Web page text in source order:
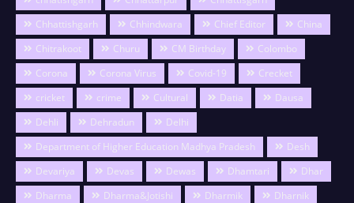
Chhattishgarh
Chhindwara Chief Editor
China
Chitrakoot
Churu CM Birthday
Colombo
Corona
Corona Virus Covid-19
Crecket
cricket
crime Cultural Datia
Dausa
Dehli
Dehradun
Delhi
Department of Higher Education Madhya Pradesh
Desh
Devariya
Devas Dewas Dhamtari
Dhar
Dharma
Dharma&Jotishi Dharmik
Dharnik